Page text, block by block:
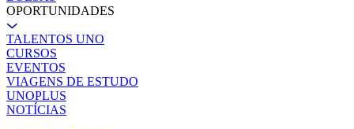
OPORTUNIDADES
TALENTOS UNO
CURSOS
EVENTOS
VIAGENS DE ESTUDO
UNOPLUS
NOTÍCIAS